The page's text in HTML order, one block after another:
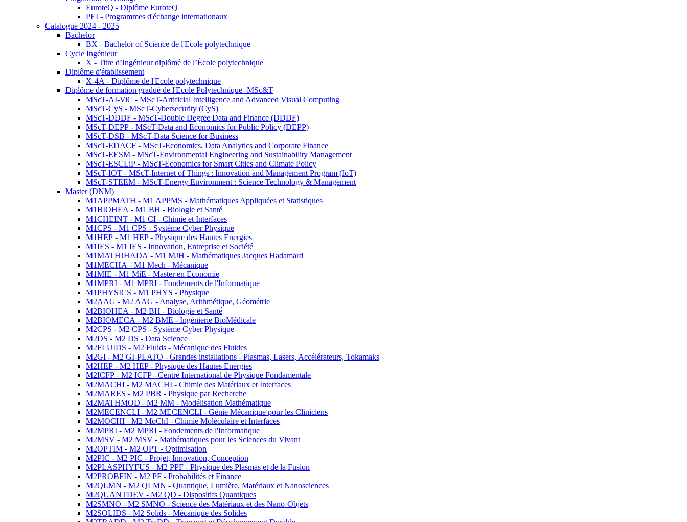
EuroteQ - Diplôme EuroteQ
PEI - Programmes d'échange internationaux
Catalogue 2024 - 2025
Bachelor
BX - Bachelor of Science de l'Ecole polytechnique
Cycle Ingénieur
X - Titre d’Ingénieur diplômé de l’École polytechnique
Diplôme d'établissement
X-4A - Diplôme de l'Ecole polytechnique
Diplôme de formation gradué de l'Ecole Polytechnique -MSc&T
MScT-AI-ViC - MScT-Artificial Intelligence and Advanced Visual Computing
MScT-CyS - MScT-Cybersecurity (CyS)
MScT-DDDF - MScT-Double Degree Data and Finance (DDDF)
MScT-DEPP - MScT-Data and Economics for Public Policy (DEPP)
MScT-DSB - MScT-Data Science for Business
MScT-EDACF - MScT-Economics, Data Analytics and Corporate Finance
MScT-EESM - MScT-Environmental Engineering and Sustainability Management
MScT-ESCLiP - MScT-Economics for Smart Cities and Climate Policy
MScT-IOT - MScT-Internet of Things : Innovation and Management Program (IoT)
MScT-STEEM - MScT-Energy Environment : Science Technology & Management
Master (DNM)
M1APPMATH - M1 APPMS - Mathématiques Appliquées et Statistiques
M1BIOHEA - M1 BH - Biologie et Santé
M1CHEINT - M1 CI - Chimie et Interfaces
M1CPS - M1 CPS - Système Cyber Physique
M1HEP - M1 HEP - Physique des Hautes Energies
M1IES - M1 IES - Innovation, Entreprise et Société
M1MATHJHADA - M1 MJH - Mathématiques Jacques Hadamard
M1MECHA - M1 Mech - Mécanique
M1MIE - M1 MiE - Master en Economie
M1MPRI - M1 MPRI - Fondements de l'Informatique
M1PHYSICS - M1 PHYS - Physique
M2AAG - M2 AAG - Analyse, Arithmétique, Géométrie
M2BIOHEA - M2 BH - Biologie et Santé
M2BIOMECA - M2 BME - Ingénierie BioMédicale
M2CPS - M2 CPS - Système Cyber Physique
M2DS - M2 DS - Data Science
M2FLUIDS - M2 Fluids - Mécanique des Fluides
M2GI - M2 GI-PLATO - Grandes installations - Plasmas, Lasers, Accélérateurs, Tokamaks
M2HEP - M2 HEP - Physique des Hautes Energies
M2ICFP - M2 ICFP - Centre International de Physique Fondamentale
M2MACHI - M2 MACHI - Chimie des Matériaux et Interfaces
M2MARES - M2 PBR - Physique par Recherche
M2MATHMOD - M2 MM - Modélisation Mathématique
M2MECENCLI - M2 MECENCLI - Génie Mécanique pour les Cliniciens
M2MOCHI - M2 MoChI - Chimie Moléculaire et Interfaces
M2MPRI - M2 MPRI - Fondements de l'Informatique
M2MSV - M2 MSV - Mathématiques pour les Sciences du Vivant
M2OPTIM - M2 OPT - Optimisation
M2PIC - M2 PIC - Projet, Innovation, Conception
M2PLASPHYFUS - M2 PPF - Physique des Plasmas et de la Fusion
M2PROBFIN - M2 PF - Probabilités et Finance
M2QLMN - M2 QLMN - Quantique, Lumière, Matériaux et Nanosciences
M2QUANTDEV - M2 QD - Dispositifs Quantiques
M2SMNO - M2 SMNO - Science des Matériaux et des Nano-Objets
M2SOLIDS - M2 Solids - Mécanique des Solides